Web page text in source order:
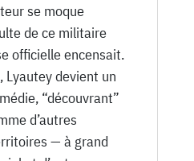
se moque
de ce militaire
officielle encensait.
Lyautey devient un
“découvrant”
d’autres
— à grand